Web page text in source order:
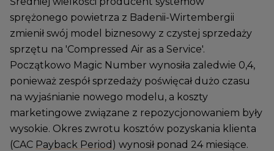
sprężonego powietrza z Badenii-Wirtembergii
zmienił swój model biznesowy z czystej sprzedaży
sprzętu na 'Compressed Air as a Service'.
Początkowo Magic Number wynosiła zaledwie 0,4,
ponieważ zespół sprzedaży poświęcał dużo czasu
na wyjaśnianie nowego modelu, a koszty
marketingowe związane z repozycjonowaniem były
wysokie. Okres zwrotu kosztów pozyskania klienta
(CAC Payback Period ) wynosił ponad 24 miesiące.